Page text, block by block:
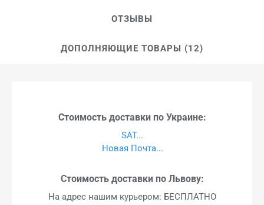
ОТЗЫВЫ
ДОПОЛНЯЮЩИЕ ТОВАРЫ (12)
Стоимость доставки по Украине:
SAT...
Новая Почта...
Стоимость доставки по Львову:
На адрес нашим курьером: БЕСПЛАТНО